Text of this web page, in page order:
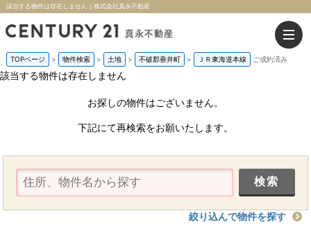
該当する物件は存在しません｜株式会社真永不動産
TOPページ > 物件検索 > 土地 > 不破郡垂井町 > ＪＲ東海道本線 ご成約済み
該当する物件は存在しません
お探しの物件はございません。
下記にて再検索をお願いたします。
絞り込んで物件を探す